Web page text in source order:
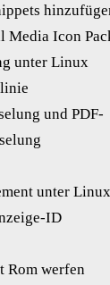
Media Icon
unter Linux
und PDF-
unter Linux
ID
Rom werfen